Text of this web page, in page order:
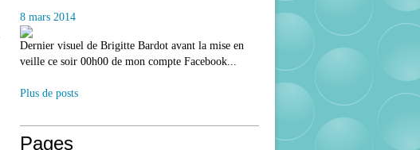
8 mars 2014
Dernier visuel de Brigitte Bardot avant la mise en
veille ce soir 00h00 de mon compte Facebook...
Plus de posts
Pages